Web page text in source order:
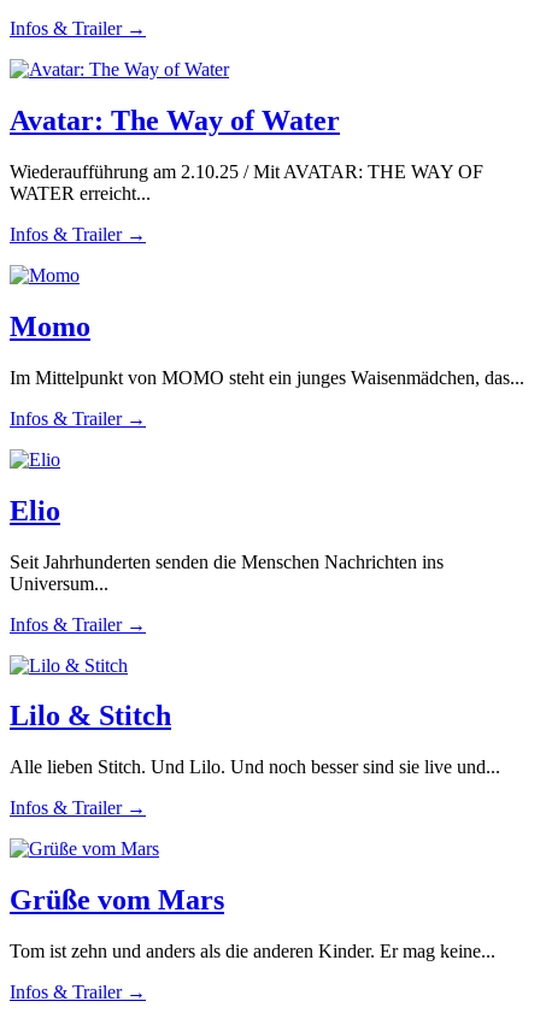
Infos & Trailer →
Avatar: The Way of Water
Wiederaufführung am 2.10.25 / Mit AVATAR: THE WAY OF
WATER erreicht...
Infos & Trailer →
Momo
Im Mittelpunkt von MOMO steht ein junges Waisenmädchen, das...
Infos & Trailer →
Elio
Seit Jahrhunderten senden die Menschen Nachrichten ins
Universum...
Infos & Trailer →
Lilo & Stitch
Alle lieben Stitch. Und Lilo. Und noch besser sind sie live und...
Infos & Trailer →
Grüße vom Mars
Tom ist zehn und anders als die anderen Kinder. Er mag keine...
Infos & Trailer →